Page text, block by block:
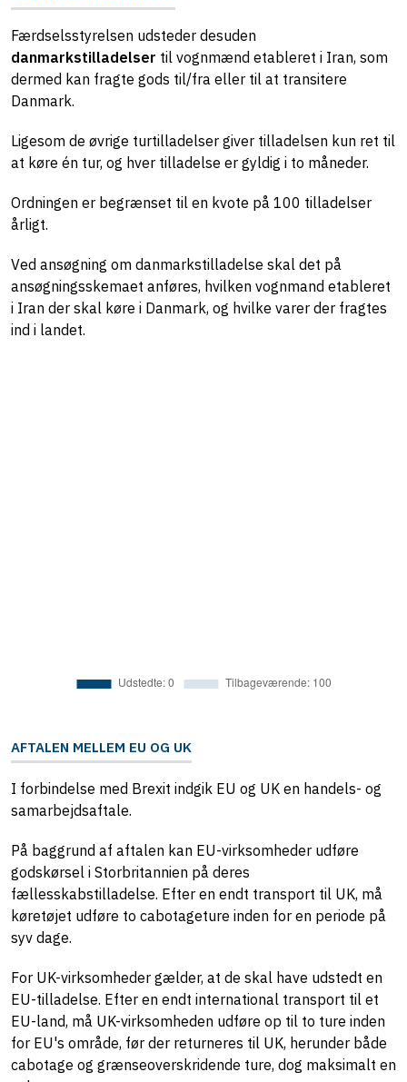
Færdselsstyrelsen udsteder desuden
danmarkstilladelser til vognmænd etableret i Iran, som
dermed kan fragte gods til/fra eller til at transitere
Danmark.
Ligesom de øvrige turtilladelser giver tilladelsen kun ret til
at køre én tur, og hver tilladelse er gyldig i to måneder.
Ordningen er begrænset til en kvote på 100 tilladelser
årligt.
Ved ansøgning om danmarkstilladelse skal det på
ansøgningsskemaet anføres, hvilken vognmand etableret
i Iran der skal køre i Danmark, og hvilke varer der fragtes
ind i landet.
AFTALEN MELLEM EU OG UK
I forbindelse med Brexit indgik EU og UK en handels- og
samarbejdsaftale.
På baggrund af aftalen kan EU-virksomheder udføre
godskørsel i Storbritannien på deres
fællesskabstilladelse. Efter en endt transport til UK, må
køretøjet udføre to cabotageture inden for en periode på
syv dage.
For UK-virksomheder gælder, at de skal have udstedt en
EU-tilladelse. Efter en endt international transport til et
EU-land, må UK-virksomheden udføre op til to ture inden
for EU's område, før der returneres til UK, herunder både
cabotage og grænseoverskridende ture, dog maksimalt en